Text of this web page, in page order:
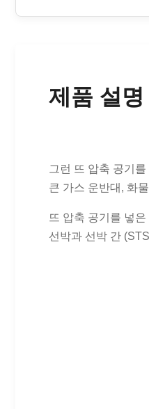
제품 설명
그런 뜨 압축 공기
큰 가스 운반대, 화
뜨 압축 공기를 넣
선박과 선박 간